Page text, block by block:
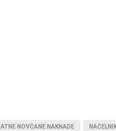
NOVČANE NAKNADE